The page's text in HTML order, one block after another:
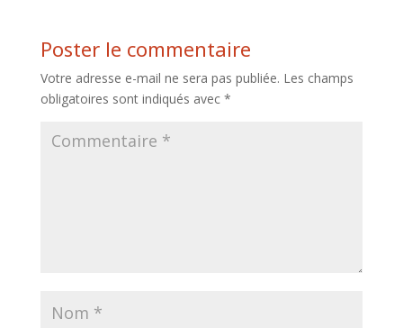
Poster le commentaire
Votre adresse e-mail ne sera pas publiée. Les champs
obligatoires sont indiqués avec *